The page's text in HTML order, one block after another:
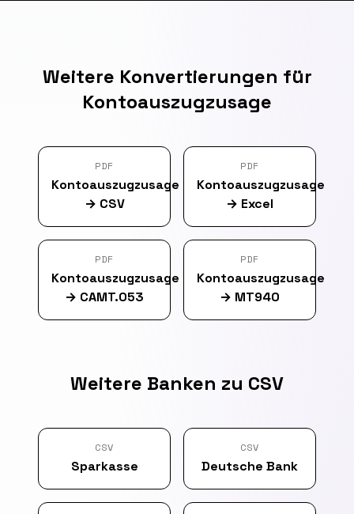
Weitere Konvertierungen für
Kontoauszugzusage
PDF
Kontoauszugzusage
→ CSV
PDF
Kontoauszugzusage
→ Excel
PDF
Kontoauszugzusage
→ CAMT.053
PDF
Kontoauszugzusage
→ MT940
Weitere Banken zu CSV
CSV
Sparkasse
CSV
Deutsche Bank